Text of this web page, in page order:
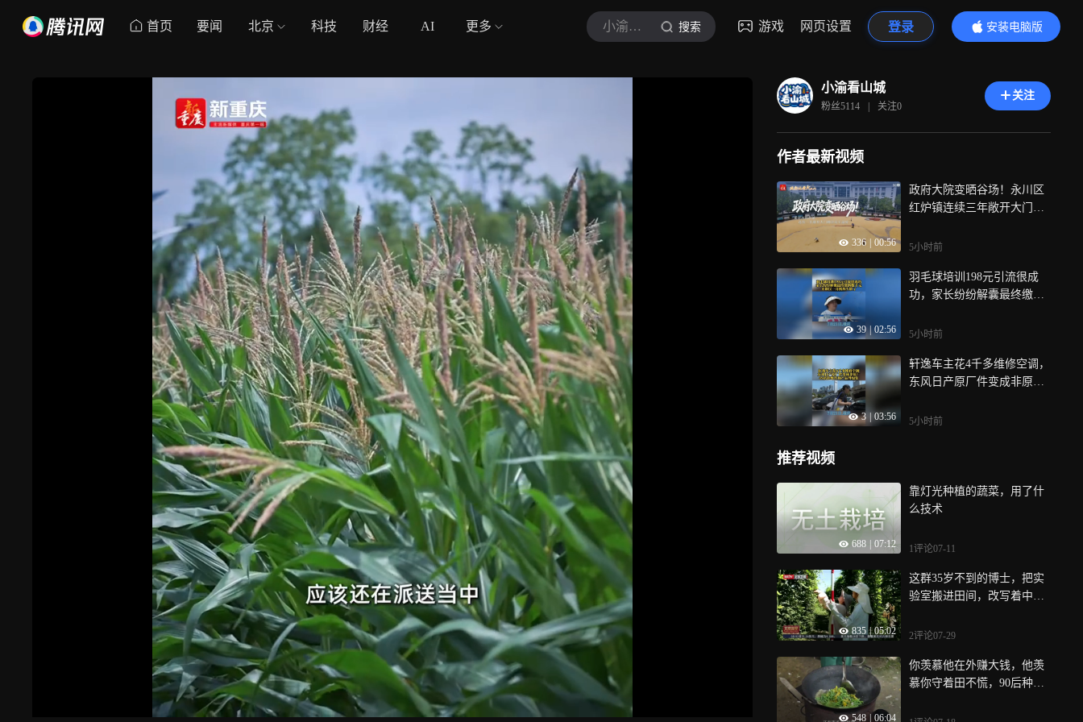
首页 要闻 北京 科技 财经 AI 更多 小渝看山城 搜索 游戏 网页设置 登录
安装电脑版
内容更精彩
小渝看山城
粉丝5114 | 关注0
关注
作者最新视频
336 00:56
政府大院变晒谷场！永川区
红炉镇连续三年敞开大门为
5小时前
39 | 02:56
羽毛球培训198元引流很成
功，家长纷纷解囊最终缴纳
联了
5小时前
3 03:56
轩逸车主花4千多维修空调，
东风日产原厂件变成非原
装
5小时前
推荐视频
688 07:12
靠灯光种植的蔬菜，用了什
么技术
1评论07-11
835 | 05:02
这群35岁不到的博士，把实
验室搬进田间，改写着中国
2评论07-29
548 06:04
你羡慕他在外赚大钱，他羡
慕你守着田不慌，90后种瓜